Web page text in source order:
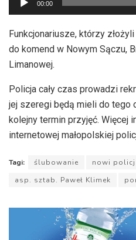
plików
dźwiękowych
00:00
Funkcjonariusze, którzy
do komend w Nowym Sączu,
Limanowej.
Policja cały czas prowadzi
jej szeregi będą mieli do tego
kolejny termin przyjęć. Więcej
internetowej małopolskiej
Tagi: ślubowanie nowi
asp. sztab. Paweł Klimek